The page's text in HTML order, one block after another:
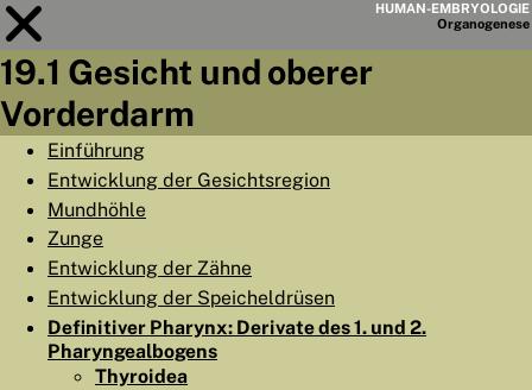
HUMAN-EMBRYOLOGIE
Organogenese
KAPITELLISTE
19.1 Gesicht und oberer
Vorderdarm
Einführung
Entwicklung der Gesichtsregion
Mundhöhle
Zunge
Entwicklung der Zähne
Entwicklung der Speicheldrüsen
Definitiver Pharynx: Derivate des 1. und 2.
Pharyngealbogens
Thyroidea